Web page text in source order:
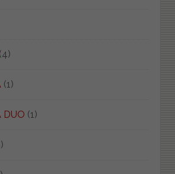
(4)
(1)
DUO (1)